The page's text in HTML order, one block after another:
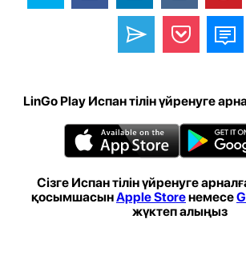
LinGo Play Испан тілін үйренуге
Сізге Испан тілін үйренуге
қосымшасынApple Storeнемесе
жүктеп алыңыз